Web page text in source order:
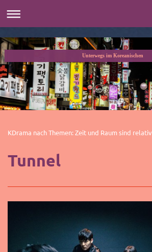
Unterwegs im Koreanischen
KDrama nach Themen: Zeit und Raum sind relativ
Tunnel